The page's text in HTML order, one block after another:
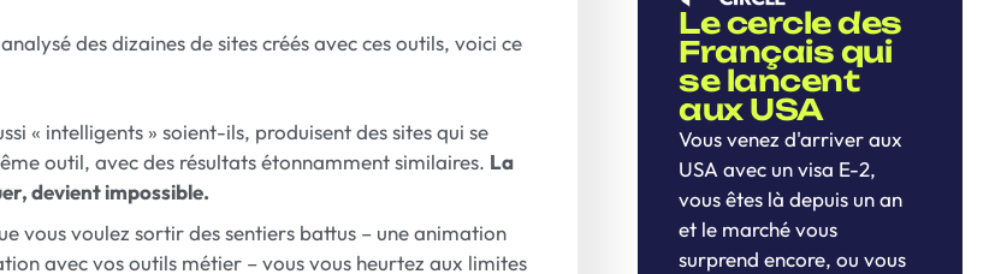
des dizaines de sites créés avec ces outils, voici ce
« intelligents » soient-ils, produisent des sites qui se
outil, avec des résultats étonnamment similaires. La
devient impossible.
vous voulez sortir des sentiers battus – une animation
avec vos outils métier – vous vous heurtez aux limites
Le cercle des
Français qui
se lancent
aux USA
Vous venez d'arriver aux
USA avec un visa E-2,
vous êtes là depuis un an
et le marché vous
surprend encore, ou vous